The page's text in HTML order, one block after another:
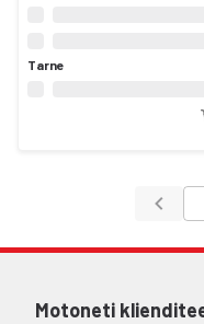
Tarne
Motoneti